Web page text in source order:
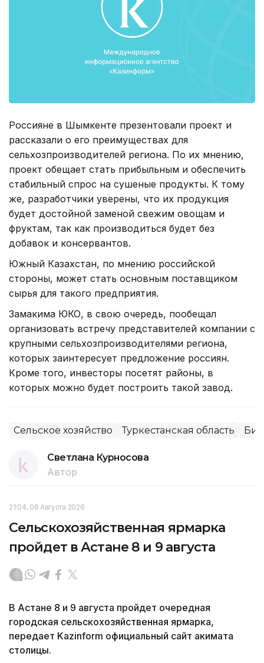
Россияне в Шымкенте презентовали проект и
рассказали о его преимуществах для
сельхозпроизводителей региона. По их мнению,
проект обещает стать прибыльным и обеспечить
стабильный спрос на сушеные продукты. К тому
же, разработчики уверены, что их продукция
будет достойной заменой свежим овощам и
фруктам, так как производиться будет без
добавок и консервантов.
Южный Казахстан, по мнению российской
стороны, может стать основным поставщиком
сырья для такого предприятия.
Замакима ЮКО, в свою очередь, пообещал
организовать встречу представителей компании с
крупными сельхозпроизводителями региона,
которых заинтересует предложение россиян.
Кроме того, инвесторы посетят районы, в
которых можно будет построить такой завод.
Сельское хозяйство Туркестанская область
Светлана Курносова
Автор
21:04, 06 Августа 2026
Сельскохозяйственная ярмарка
пройдет в Астане 8 и 9 августа
В Астане 8 и 9 августа пройдет очередная
городская сельскохозяйственная ярмарка,
передает Kazinform официальный сайт акимата
столицы.